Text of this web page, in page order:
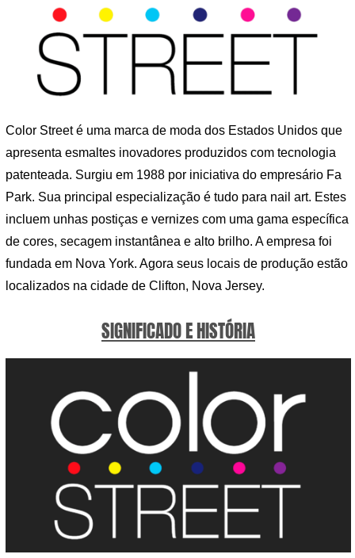
Color Street é uma marca de moda dos Estados Unidos que
apresenta esmaltes inovadores produzidos com tecnologia
patenteada. Surgiu em 1988 por iniciativa do empresário Fa
Park. Sua principal especialização é tudo para nail art. Estes
incluem unhas postiças e vernizes com uma gama específica
de cores, secagem instantânea e alto brilho. A empresa foi
fundada em Nova York. Agora seus locais de produção estão
localizados na cidade de Clifton, Nova Jersey.
SIGNIFICADO E HISTÓRIA